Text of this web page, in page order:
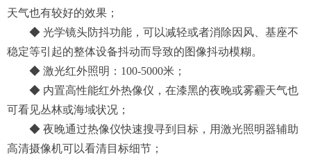
天气也有较好的效果；
◆ 光学镜头防抖功能，可以减轻或者消除因风、基座不
稳定等引起的整体设备抖动而导致的图像抖动模糊。
◆ 激光红外照明： 100-5000米；
◆ 内置高性能红外热像仪 ，在漆黑的夜晚或雾霾天气也
可看见丛林或海域状况 ；
◆ 夜晚通过热像仪快速搜寻到目标，用激光照明器辅助
高清摄像机可以看清目标细节；